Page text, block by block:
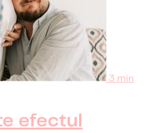
3 min
efectul